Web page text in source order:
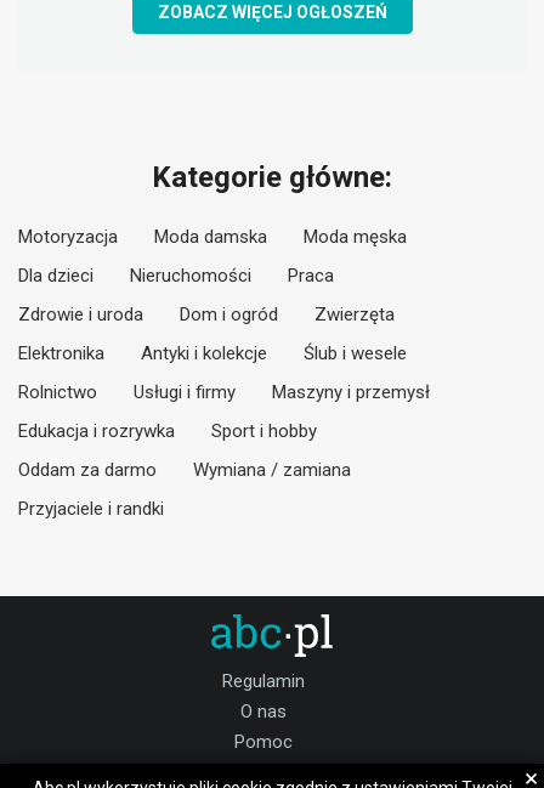
ZOBACZ WIĘCEJ OGŁOSZEŃ
Kategorie główne:
Motoryzacja Moda damska
Moda męska
Dla dzieci
Nieruchomości
Praca
Zdrowie i uroda
Dom i ogród
Zwierzęta
Elektronika
Antyki i kolekcje
Ślub i wesele
Rolnictwo
Usługi i firmy
Maszyny i przemysł
Edukacja i rozrywka
Sport i hobby
Oddam za darmo
Wymiana / zamiana
Przyjaciele i randki
Regulamin
O nas
Pomoc
×